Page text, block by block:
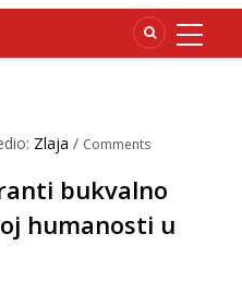
Zlaja / Comments
bukvalno
humanosti u